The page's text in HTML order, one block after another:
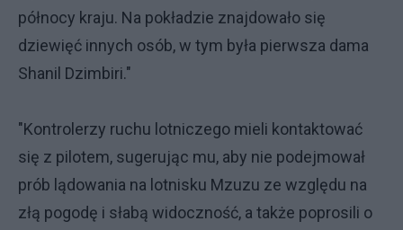
północy kraju. Na pokładzie znajdowało się
dziewięć innych osób, w tym była pierwsza dama
Shanil Dzimbiri."
"Kontrolerzy ruchu lotniczego mieli kontaktować
się z pilotem, sugerując mu, aby nie podejmował
prób lądowania na lotnisku Mzuzu ze względu na
złą pogodę i słabą widoczność, a także poprosili o